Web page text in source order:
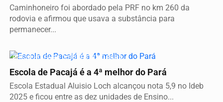
Caminhoneiro foi abordado pela PRF no km 260 da
rodovia e afirmou que usava a substância para
permanecer...
ORGULHO PARA O SUDESTE DO PARÁ
Escola de Pacajá é a 4ª melhor do Pará
Escola Estadual Aluisio Loch alcançou nota 5,9 no Ideb
2025 e ficou entre as dez unidades de Ensino...